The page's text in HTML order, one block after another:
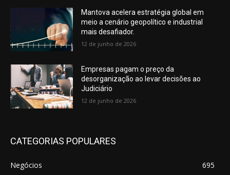
Mantova acelera estratégia global em
meio a cenário geopolítico e industrial
mais desafiador.
12 de junho de 2026
Empresas pagam o preço da
desorganização ao levar decisões ao
Judiciário
12 de junho de 2026
CATEGORIAS POPULARES
Negócios
695